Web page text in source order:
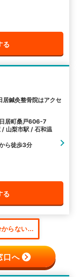
る
居鍼灸整骨院はアクセ
居町桑戸606-7
/ 山梨市駅 / 石和温
ら徒歩3分
る
らない...
口へ